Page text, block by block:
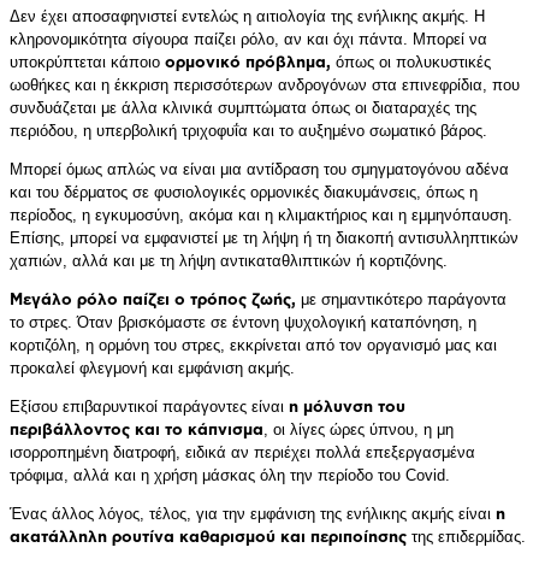
Δεν έχει αποσαφηνιστεί εντελώς η αιτιολογία της ενήλικης ακμής. Η
κληρονομικότητα σίγουρα παίζει ρόλο, αν και όχι πάντα. Μπορεί να
υποκρύπτεται κάποιο ορμονικό πρόβλημα, όπως οι πολυκυστικές
ωοθήκες και η έκκριση περισσότερων ανδρογόνων στα επινεφρίδια, που
συνδυάζεται με άλλα κλινικά συμπτώματα όπως οι διαταραχές της
περιόδου, η υπερβολική τριχοφυΐα και το αυξημένο σωματικό βάρος.
Μπορεί όμως απλώς να είναι μια αντίδραση του σμηγματογόνου αδένα
και του δέρματος σε φυσιολογικές ορμονικές διακυμάνσεις, όπως η
περίοδος, η εγκυμοσύνη, ακόμα και η κλιμακτήριος και η εμμηνόπαυση.
Επίσης, μπορεί να εμφανιστεί με τη λήψη ή τη διακοπή αντισυλληπτικών
χαπιών, αλλά και με τη λήψη αντικαταθλιπτικών ή κορτιζόνης.
Μεγάλο ρόλο παίζει ο τρόπος ζωής, με σημαντικότερο παράγοντα
το στρες. Όταν βρισκόμαστε σε έντονη ψυχολογική καταπόνηση, η
κορτιζόλη, η ορμόνη του στρες, εκκρίνεται από τον οργανισμό μας και
προκαλεί φλεγμονή και εμφάνιση ακμής.
Εξίσου επιβαρυντικοί παράγοντες είναι η μόλυνση του
περιβάλλοντος και το κάπνισμα
, οι λίγες ώρες ύπνου, η μη
ισορροπημένη διατροφή, ειδικά αν περιέχει πολλά επεξεργασμένα
τρόφιμα, αλλά και η χρήση μάσκας όλη την περίοδο του Covid.
Ένας άλλος λόγος, τέλος, για την εμφάνιση της ενήλικης ακμής είναι η
ακατάλληλη ρουτίνα καθαρισμού και περιποίησης της επιδερμίδας.